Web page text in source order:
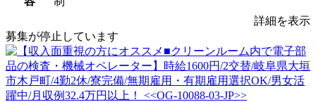
詳細を表示
募集が停止しています